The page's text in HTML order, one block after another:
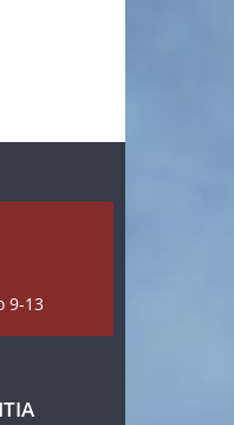
9-13